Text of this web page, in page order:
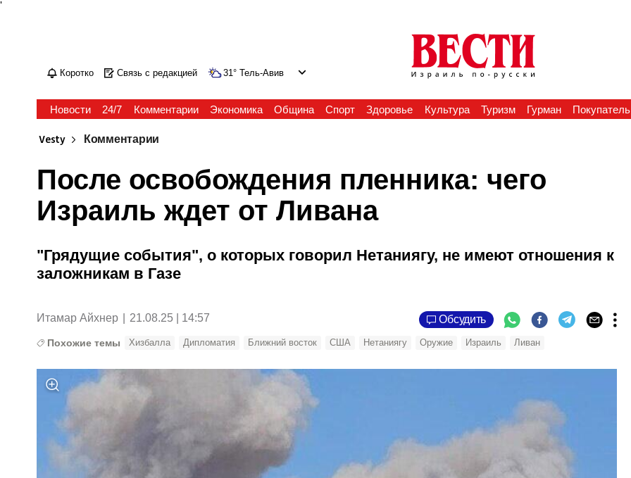
'
Коротко Связь с редакцией 31° Тель-Авив
Новости 24/7 Комментарии Экономика Община Спорт Здоровье Культура Туризм Гурман Покупатель
Vesty Комментарии
После освобождения пленника: чего
Израиль ждет от Ливана
"Грядущие события", о которых говорил Нетаниягу, не имеют отношения к
заложникам в Газе
Итамар Айхнер 21.08.25 | 14:57 Обсудить
Похожие темы Хизбалла Дипломатия Ближний восток США Нетаниягу Оружие Израиль Ливан